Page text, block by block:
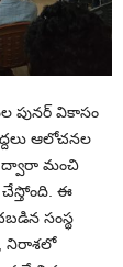
పునర్ వికాసం
ఆలోచనల
ద్వారా మంచి
ఈ
సంస్థ
నిరాశలో